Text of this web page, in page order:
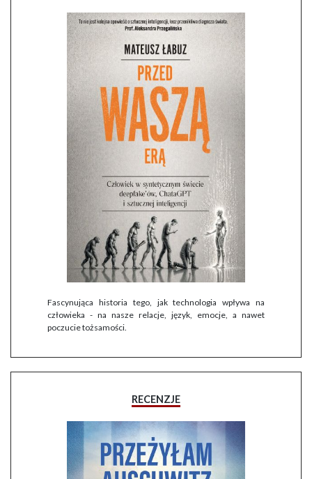
Fascynująca historia tego, jak technologia wpływa na
człowieka - na nasze relacje, język, emocje, a nawet
poczucie tożsamości.
RECENZJE